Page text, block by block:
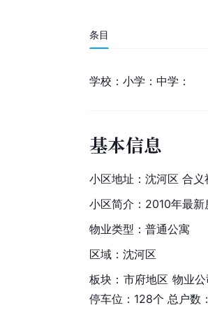
条目
学校：小学：中学：
基本信息
小区地址： 沈河区 合义
小区简介：2010年最
物业类型：普通公寓
区域：沈河区
板块：市府地区 物业
停车位：128个 总户数